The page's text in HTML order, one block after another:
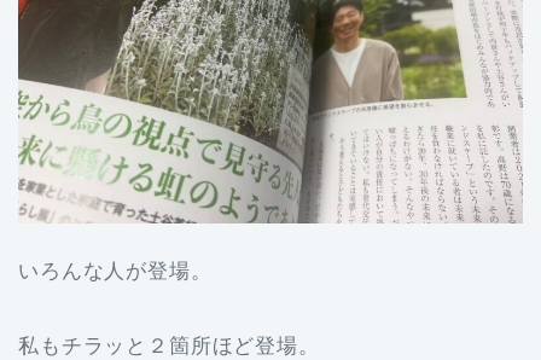
いろんな人が登場。
私もチラッと２箇所ほど登場。